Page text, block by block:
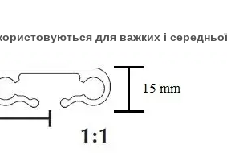
для важких і